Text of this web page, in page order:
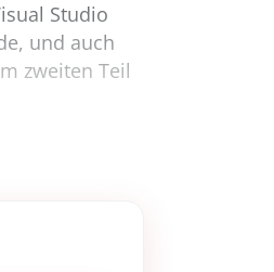
Studio
und auch
zweiten Teil